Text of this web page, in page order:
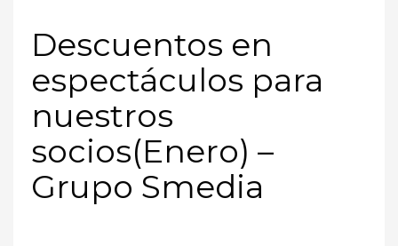
Descuentos en
espectáculos para
nuestros
socios(Enero) –
Grupo Smedia